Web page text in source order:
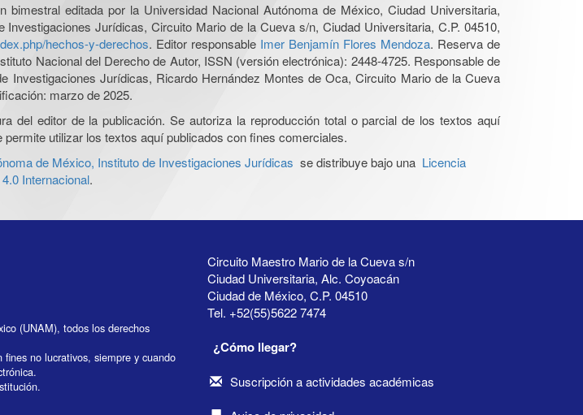
editada por la Universidad Nacional Autónoma de México, Ciudad Universitaria,
Jurídicas, Circuito Mario de la Cueva s/n, Ciudad Universitaria, C.P. 04510,
hechos-y-derechos. Editor responsable Imer Benjamín Flores Mendoza. Reserva de
Nacional del Derecho de Autor, ISSN (versión electrónica): 2448-4725. Responsable de
Investigaciones Jurídicas, Ricardo Hernández Montes de Oca, Circuito Mario de la Cueva
marzo de 2025.
del editor de la publicación. Se autoriza la reproducción total o parcial de los textos aquí
utilizar los textos aquí publicados con fines comerciales.
de México, Instituto de Investigaciones Jurídicas se distribuye bajo una Licencia
Internacional.
(UNAM), todos los derechos
no lucrativos, siempre y cuando
Circuito Maestro Mario de la Cueva s/n
Ciudad Universitaria, Alc. Coyoacán
Ciudad de México, C.P. 04510
Tel. +52(55)5622 7474
¿Cómo llegar?
Suscripción a actividades académicas